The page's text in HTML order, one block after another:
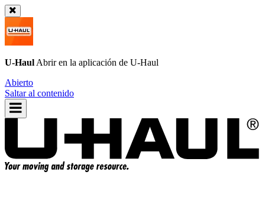
U-Haul Abrir en la aplicación de U-Haul
Abierto
Saltar al contenido